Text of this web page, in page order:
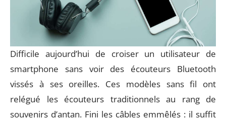
Difficile aujourd’hui de croiser un utilisateur de
smartphone sans voir des écouteurs Bluetooth
vissés à ses oreilles. Ces modèles sans fil ont
relégué les écouteurs traditionnels au rang de
souvenirs d’antan. Fini les câbles emmêlés : il suffit